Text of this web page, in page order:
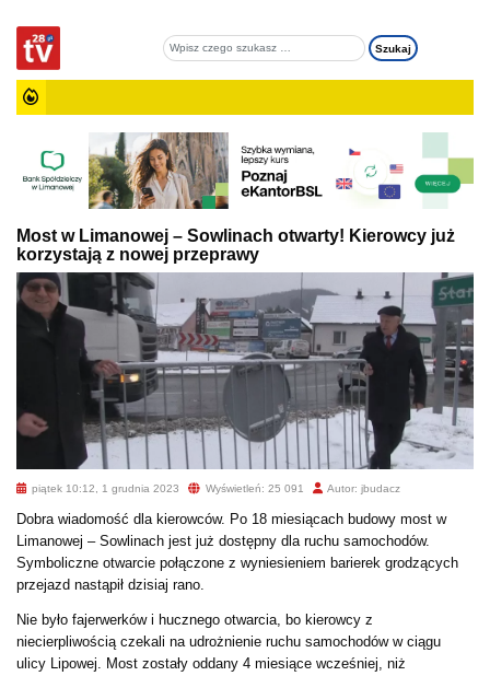
Most w Limanowej – Sowlinach otwarty! Kierowcy już
korzystają z nowej przeprawy
piątek 10:12, 1 grudnia 2023 Wyświetleń: 25 091 Autor: jbudacz
Dobra wiadomość dla kierowców. Po 18 miesiącach budowy most w
Limanowej – Sowlinach jest już dostępny dla ruchu samochodów.
Symboliczne otwarcie połączone z wyniesieniem barierek grodzących
przejazd nastąpił dzisiaj rano.
Nie było fajerwerków i hucznego otwarcia, bo kierowcy z
niecierpliwością czekali na udrożnienie ruchu samochodów w ciągu
ulicy Lipowej. Most zostały oddany 4 miesiące wcześniej, niż